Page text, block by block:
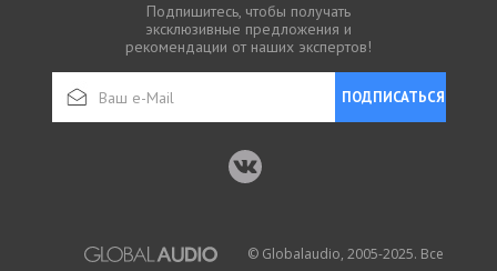
Подпишитесь, чтобы получать
эксклюзивные предложения и
рекомендации от наших экспертов!
ПОДПИСАТЬСЯ
© Globalaudio, 2005-2025. Все